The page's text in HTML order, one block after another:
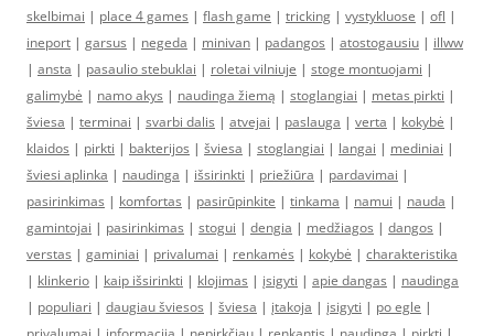
skelbimai | place 4 games | flash game | tricking | vystykluose | ofl |
ineport | garsus | negeda | minivan | padangos | atostogausiu | illww
| ansta | pasaulio stebuklai | roletai vilniuje | stoge montuojami |
galimybė | namo akys | naudinga žiemą | stoglangiai | metas pirkti |
šviesa | terminai | svarbi dalis | atvejai | paslauga | verta | kokybė |
klaidos | pirkti | bakterijos | šviesa | stoglangiai | langai | mediniai |
šviesi aplinka | naudinga | išsirinkti | priežiūra | pardavimai |
pasirinkimas | komfortas | pasirūpinkite | tinkama | namui | nauda |
gamintojai | pasirinkimas | stogui | dengia | medžiagos | dangos |
verstas | gaminiai | privalumai | renkamės | kokybė | charakteristika
| klinkerio | kaip išsirinkti | klojimas | įsigyti | apie dangas | naudinga
| populiari | daugiau šviesos | šviesa | įtakoja | įsigyti | po egle |